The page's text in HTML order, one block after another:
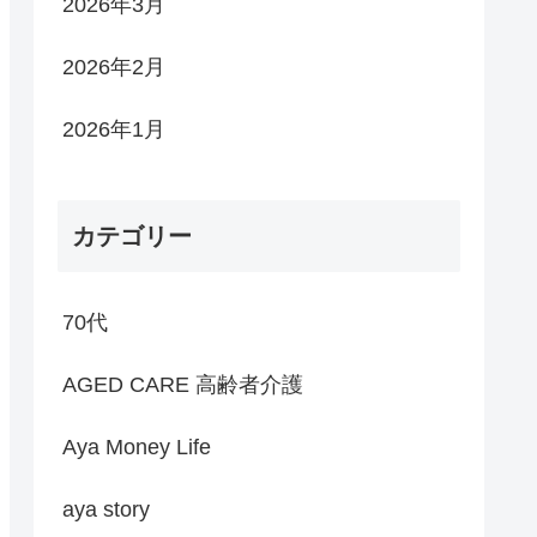
2026年3月
2026年2月
2026年1月
カテゴリー
70代
AGED CARE 高齢者介護
Aya Money Life
aya story